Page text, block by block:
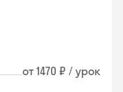
от 1470 ₽ / урок